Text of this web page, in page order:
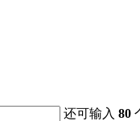
还可输入80